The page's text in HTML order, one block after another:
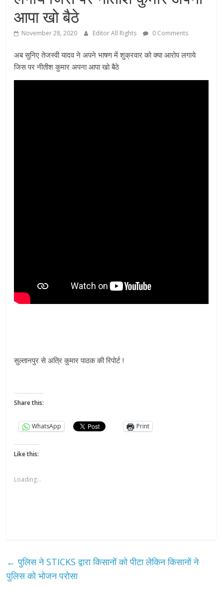
आपा खो बैठे
November 28, 2020 Editor All Rights 0 Comments
अब सुनिए तेजस्वी यादव ने अपने भाषण में शुक्रवार को क्या आरोप लगाये
जिस पर नीतीश कुमार अपना आपा खो बैठे
सुल्तानपुर से अत्रि कुमार पाठक की रिपोर्ट !
Share this:
WhatsApp Print
Like this:
Loading...
← पुलिस ने STICKS द्वारा किसानों को पीटा लेकिन किसानों ने
पुलिस को भोजन परोसा